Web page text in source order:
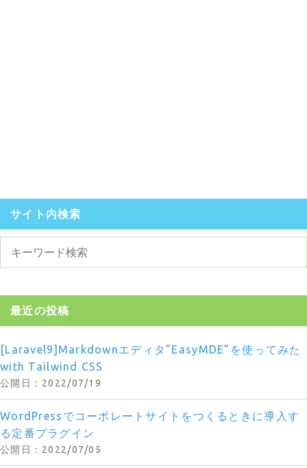
サイト内検索
最近の投稿
[Laravel9]Markdownエディタ”EasyMDE”を使ってみた
with Tailwind CSS
2022/07/19
WordPressでコーポレートサイトをつくるときに導入す
る定番プラグイン
2022/07/05